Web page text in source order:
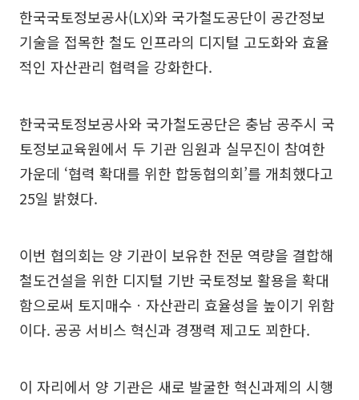
한국국토정보공사(LX)와 국가철도공단이 공간정보
기술을 접목한 철도 인프라의 디지털 고도화와 효율
적인 자산관리 협력을 강화한다.
한국국토정보공사와 국가철도공단은 충남 공주시 국
토정보교육원에서 두 기관 임원과 실무진이 참여한
가운데 ‘협력 확대를 위한 합동협의회’를 개최했다고
25일 밝혔다.
이번 협의회는 양 기관이 보유한 전문 역량을 결합해
철도건설을 위한 디지털 기반 국토정보 활용을 확대
함으로써 토지매수ㆍ자산관리 효율성을 높이기 위함
이다. 공공 서비스 혁신과 경쟁력 제고도 꾀한다.
이 자리에서 양 기관은 새로 발굴한 혁신과제의 시행